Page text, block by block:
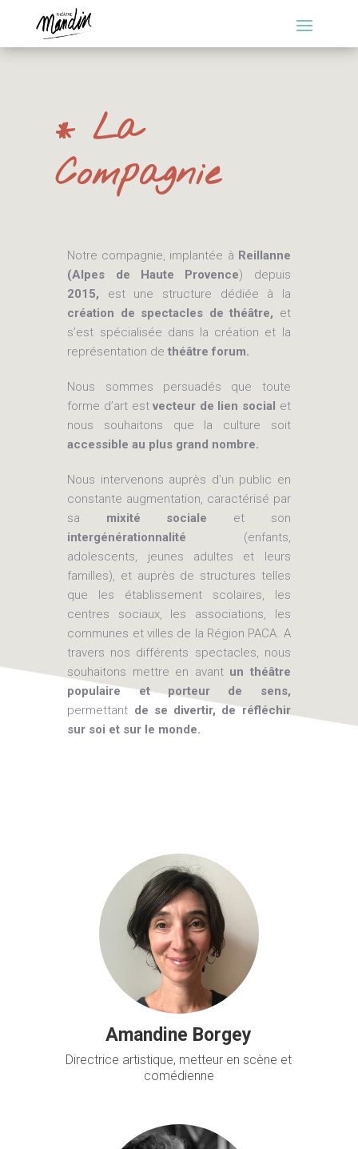
* La
Compagnie
Notre compagnie, implantée à Reillanne
(Alpes de Haute Provence) depuis
2015, est une structure dédiée à la
création de spectacles de théâtre, et
s’est spécialisée dans la création et la
représentation dethéâtre forum.
Nous sommes persuadés que toute
forme d’art estvecteur de lien social et
nous souhaitons que la culture soit
accessible au plus grand nombre.
Nous intervenons auprès d’un public en
constante augmentation, caractérisé par
sa mixité sociale et son
intergénérationnalité (enfants,
adolescents, jeunes adultes et leurs
familles), et auprès de structures telles
que les établissement scolaires, les
centres sociaux, les associations, les
communes et villes de la Région PACA. A
travers nos différents spectacles, nous
souhaitons mettre en avant un théâtre
populaire et porteur de sens,
permettant de se divertir, de réfléchir
sur soi et sur le monde.
Amandine Borgey
Directrice artistique, metteur en scène et
comédienne